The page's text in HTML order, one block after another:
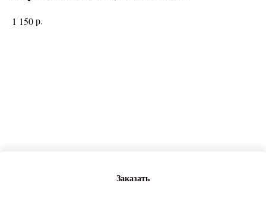
1 150р.
Заказать